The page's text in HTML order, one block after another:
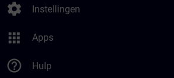
settings Instellingen
apps Apps
help_outline Hulp